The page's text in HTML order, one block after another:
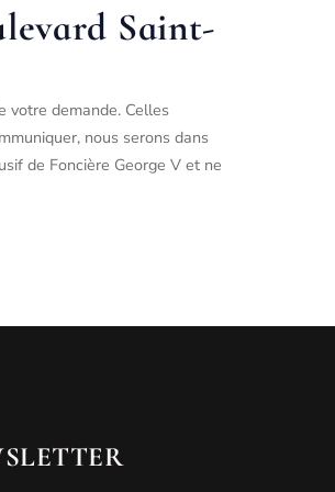
Saint-
votre demande. Celles
nous serons dans
de Foncière George V et ne